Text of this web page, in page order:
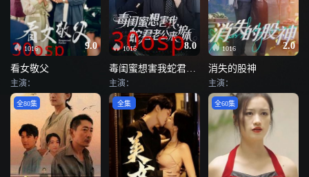
1016 9.0
看女敬父
主演：
1016 8.0
主演：
1016 2.0
消失的股神
主演：
全80集 全集 全60集